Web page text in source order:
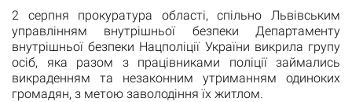
2 серпня прокуратура області, спільно Львівським
управлінням внутрішньої безпеки Департаменту
внутрішньої безпеки Нацполіції України викрила групу
осіб, яка разом з працівниками поліції займались
викраденням та незаконним утриманням одиноких
громадян, з метою заволодіння їх житлом.